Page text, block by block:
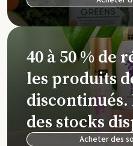
40 à 50 % de
les produits
des stocks
Acheter des